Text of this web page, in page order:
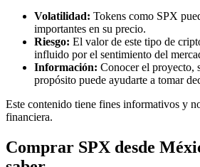
Volatilidad: Tokens como SPX
importantes en su precio.
Riesgo: El valor de este tipo de
influido por el sentimiento del
Información: Conocer el proyecto,
propósito puede ayudarte a tomar
Este contenido tiene fines informativos y
financiera.
Comprar SPX desde